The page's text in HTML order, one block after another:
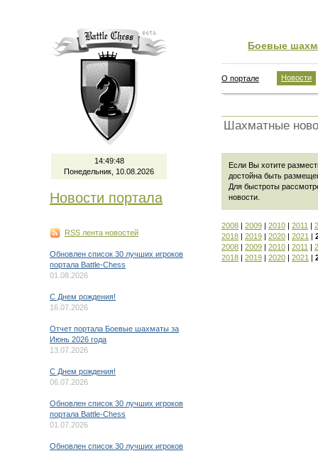
14:49:48
Понедельник, 10.08.2026
Новости портала
RSS лента новостей
Обновлен список 30 лучших игроков
портала Battle-Chess
01.08.2026
C Днем рождения!
16.07.2026
Отчет портала Боевые шахматы за
Июнь 2026 года
13.07.2026
C Днем рождения!
06.07.2026
Обновлен список 30 лучших игроков
портала Battle-Chess
01.07.2026
Обновлен список 30 лучших игроков
Боевые
О портале Новости
Шахматные
Если Вы хотите
достойна быть
Для быстроты
новости
2008 | 2009 | 2010 | 2011 |
2018 | 2019 | 2020 | 2021 |
2008 | 2009 | 2010 | 2011 |
2018 | 2019 | 2020 | 2021 |